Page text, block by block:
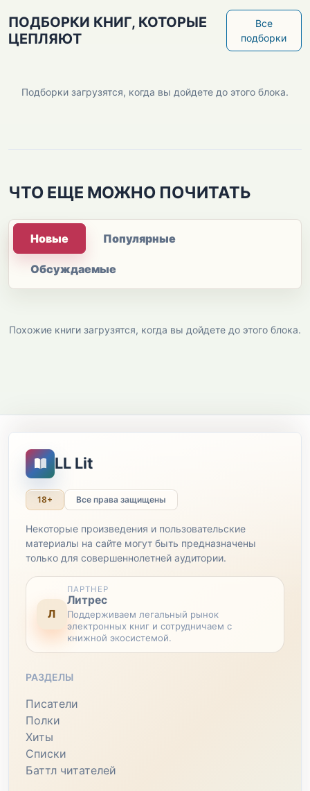
ПОДБОРКИ КНИГ, КОТОРЫЕ
ЦЕПЛЯЮТ
Все
подборки
Подборки загрузятся, когда вы дойдете до этого блока.
ЧТО ЕЩЕ МОЖНО ПОЧИТАТЬ
Новые Популярные
Обсуждаемые
Похожие книги загрузятся, когда вы дойдете до этого блока.
LL Lit
18+ Все права защищены
Некоторые произведения и пользовательские
материалы на сайте могут быть предназначены
только для совершеннолетней аудитории.
Л
ПАРТНЕР
Литрес
Поддерживаем легальный рынок
электронных книг и сотрудничаем с
книжной экосистемой.
РАЗДЕЛЫ
Писатели
Полки
Хиты
Списки
Баттл читателей